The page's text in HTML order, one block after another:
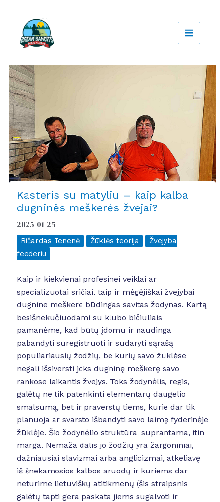
turinio
Kasteris su matyliu – kaip kalba
dugninės meškerės žvejai?
2025-01-25
Ričardas Tenenė Žūklės teorija
Žvejyba
feederiu
Kaip ir kiekvienai profesinei veiklai ar
specializuotai sričiai, taip ir mėgėjiškai žvejybai
dugnine meškere būdingas savitas žodynas. Kartą
besišnekučiuodami su klubo bičiuliais
pamanėme, kad būtų įdomu ir naudinga
pabandyti suregistruoti ir sudaryti sąrašą
populiariausių žodžių, be kurių savo žūklėse
negali išsiversti joks dugninę meškerę savo
rankose laikantis žvejys. Toks žodynėlis, regis,
galėtų ne tik patenkinti elementarų daugelio
smalsumą, bet ir praverstų tiems, kurie dar tik
planuoja ar svarsto išbandyti savo laimę fyderinėje
žūklėje. Šio žodynėlio struktūra, suprantama, itin
marga. Nemaža dalis jo žodžių yra žargoniniai,
dažniausiai slavizmai arba anglicizmai, atkeliavę
iš šnekamosios kalbos aruodų ir kuriems dar
neturime lietuviškų atitikmenų (šis straipsnis
galėtų tapti gera paskata jiems sugalvoti ir